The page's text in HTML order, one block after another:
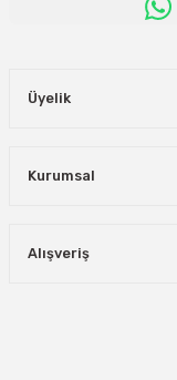
Üyelik
Kurumsal
Alışveriş